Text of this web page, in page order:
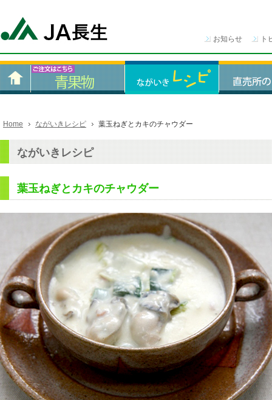
お知らせ ト
Home ながいきレシピ 葉玉ねぎとカキのチャウダー
ながいきレシピ
葉玉ねぎとカキのチャウダー